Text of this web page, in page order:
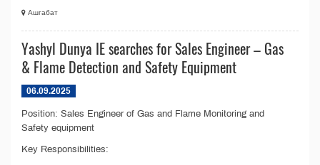
Ашгабат
Yashyl Dunya IE searсhes for Sales Engineer – Gas
& Flame Detection and Safety Equipment
06.09.2025
Position: Sales Engineer of Gas and Flame Monitoring and
Safety equipment
Key Responsibilities: